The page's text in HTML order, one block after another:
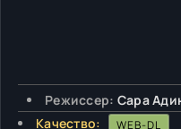
Режиссер: Сара
Качество:
WEB-DL